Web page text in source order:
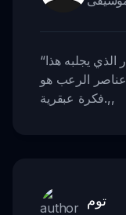
“الذي يجلبه هذا
الرعب هو
فكرة عبقرية.,,
توم